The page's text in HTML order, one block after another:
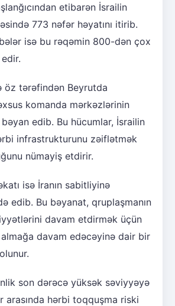
etibarən İsrailin
773 nəfər həyatını itirib.
isə bu rəqəmin 800-dən çox
öz tərəfindən Beyrutda
komanda mərkəzlərinin
edib. Bu hücumlar, İsrailin
infrastrukturunu zəiflətmək
nümayiş etdirir.
isə İranın sabitliyinə
edib. Bu bəyanat, qruplaşmanın
davam etdirmək üçün
davam edəcəyinə dair bir
son dərəcə yüksək səviyyəyə
arasında hərbi toqquşma riski